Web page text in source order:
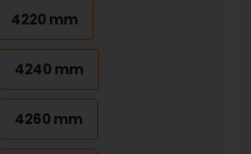
4220 mm
4240 mm
4260 mm